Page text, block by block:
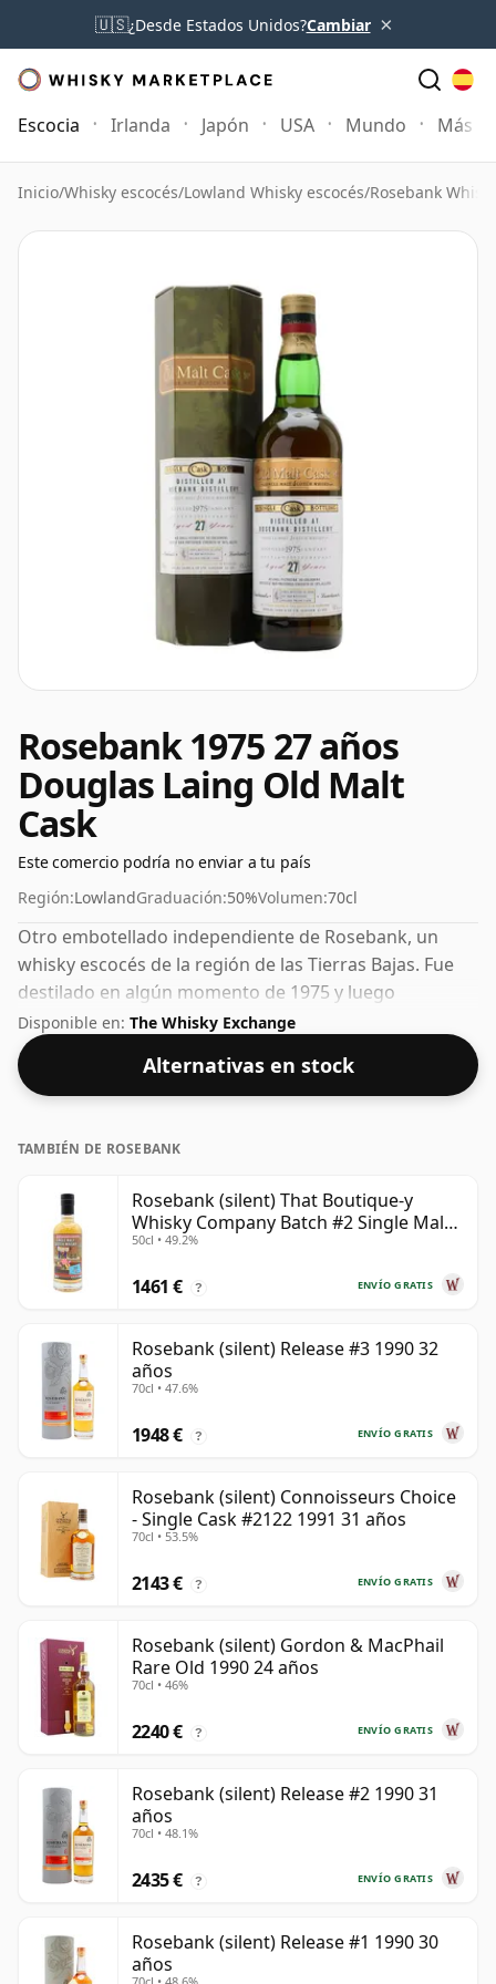
🇺🇸¿Desde Estados Unidos?Cambiar ×
Escocia Irlanda Japón USA Mundo Más
Inicio/Whisky escocés/Lowland Whisky escocés/Rosebank
Rosebank 1975 27 años
Douglas Laing Old Malt
Cask
Este comercio podría no enviar a tu país
Región:LowlandGraduación:50%Volumen:70cl
Otro embotellado independiente de Rosebank, un
whisky escocés de la región de las Tierras Bajas. Fue
destilado en algún momento de 1975 y luego
embotellado y lanzado por Douglas Laing. Somos
grandes admiradores del whisky embotellado con alta
concentración y este embotellado tiene un bonito 50%.
Disponible en: The Whisky Exchange
Alternativas en stock
TAMBIÉN DE ROSEBANK
Rosebank (silent) That Boutique-y
Whisky Company Batch #2 Single Mal
28 años
50cl • 49.2%
ENVÍO GRATIS
1461 € ?
Rosebank (silent) Release #3 1990 32
años
70cl • 47.6%
ENVÍO GRATIS
1948 € ?
Rosebank (silent) Connoisseurs Choice
- Single Cask #2122 1991 31 años
70cl • 53.5%
ENVÍO GRATIS
2143 € ?
Rosebank (silent) Gordon & MacPhail
Rare Old 1990 24 años
70cl • 46%
ENVÍO GRATIS
2240 € ?
Rosebank (silent) Release #2 1990 31
años
70cl • 48.1%
ENVÍO GRATIS
2435 € ?
Rosebank (silent) Release #1 1990 30
años